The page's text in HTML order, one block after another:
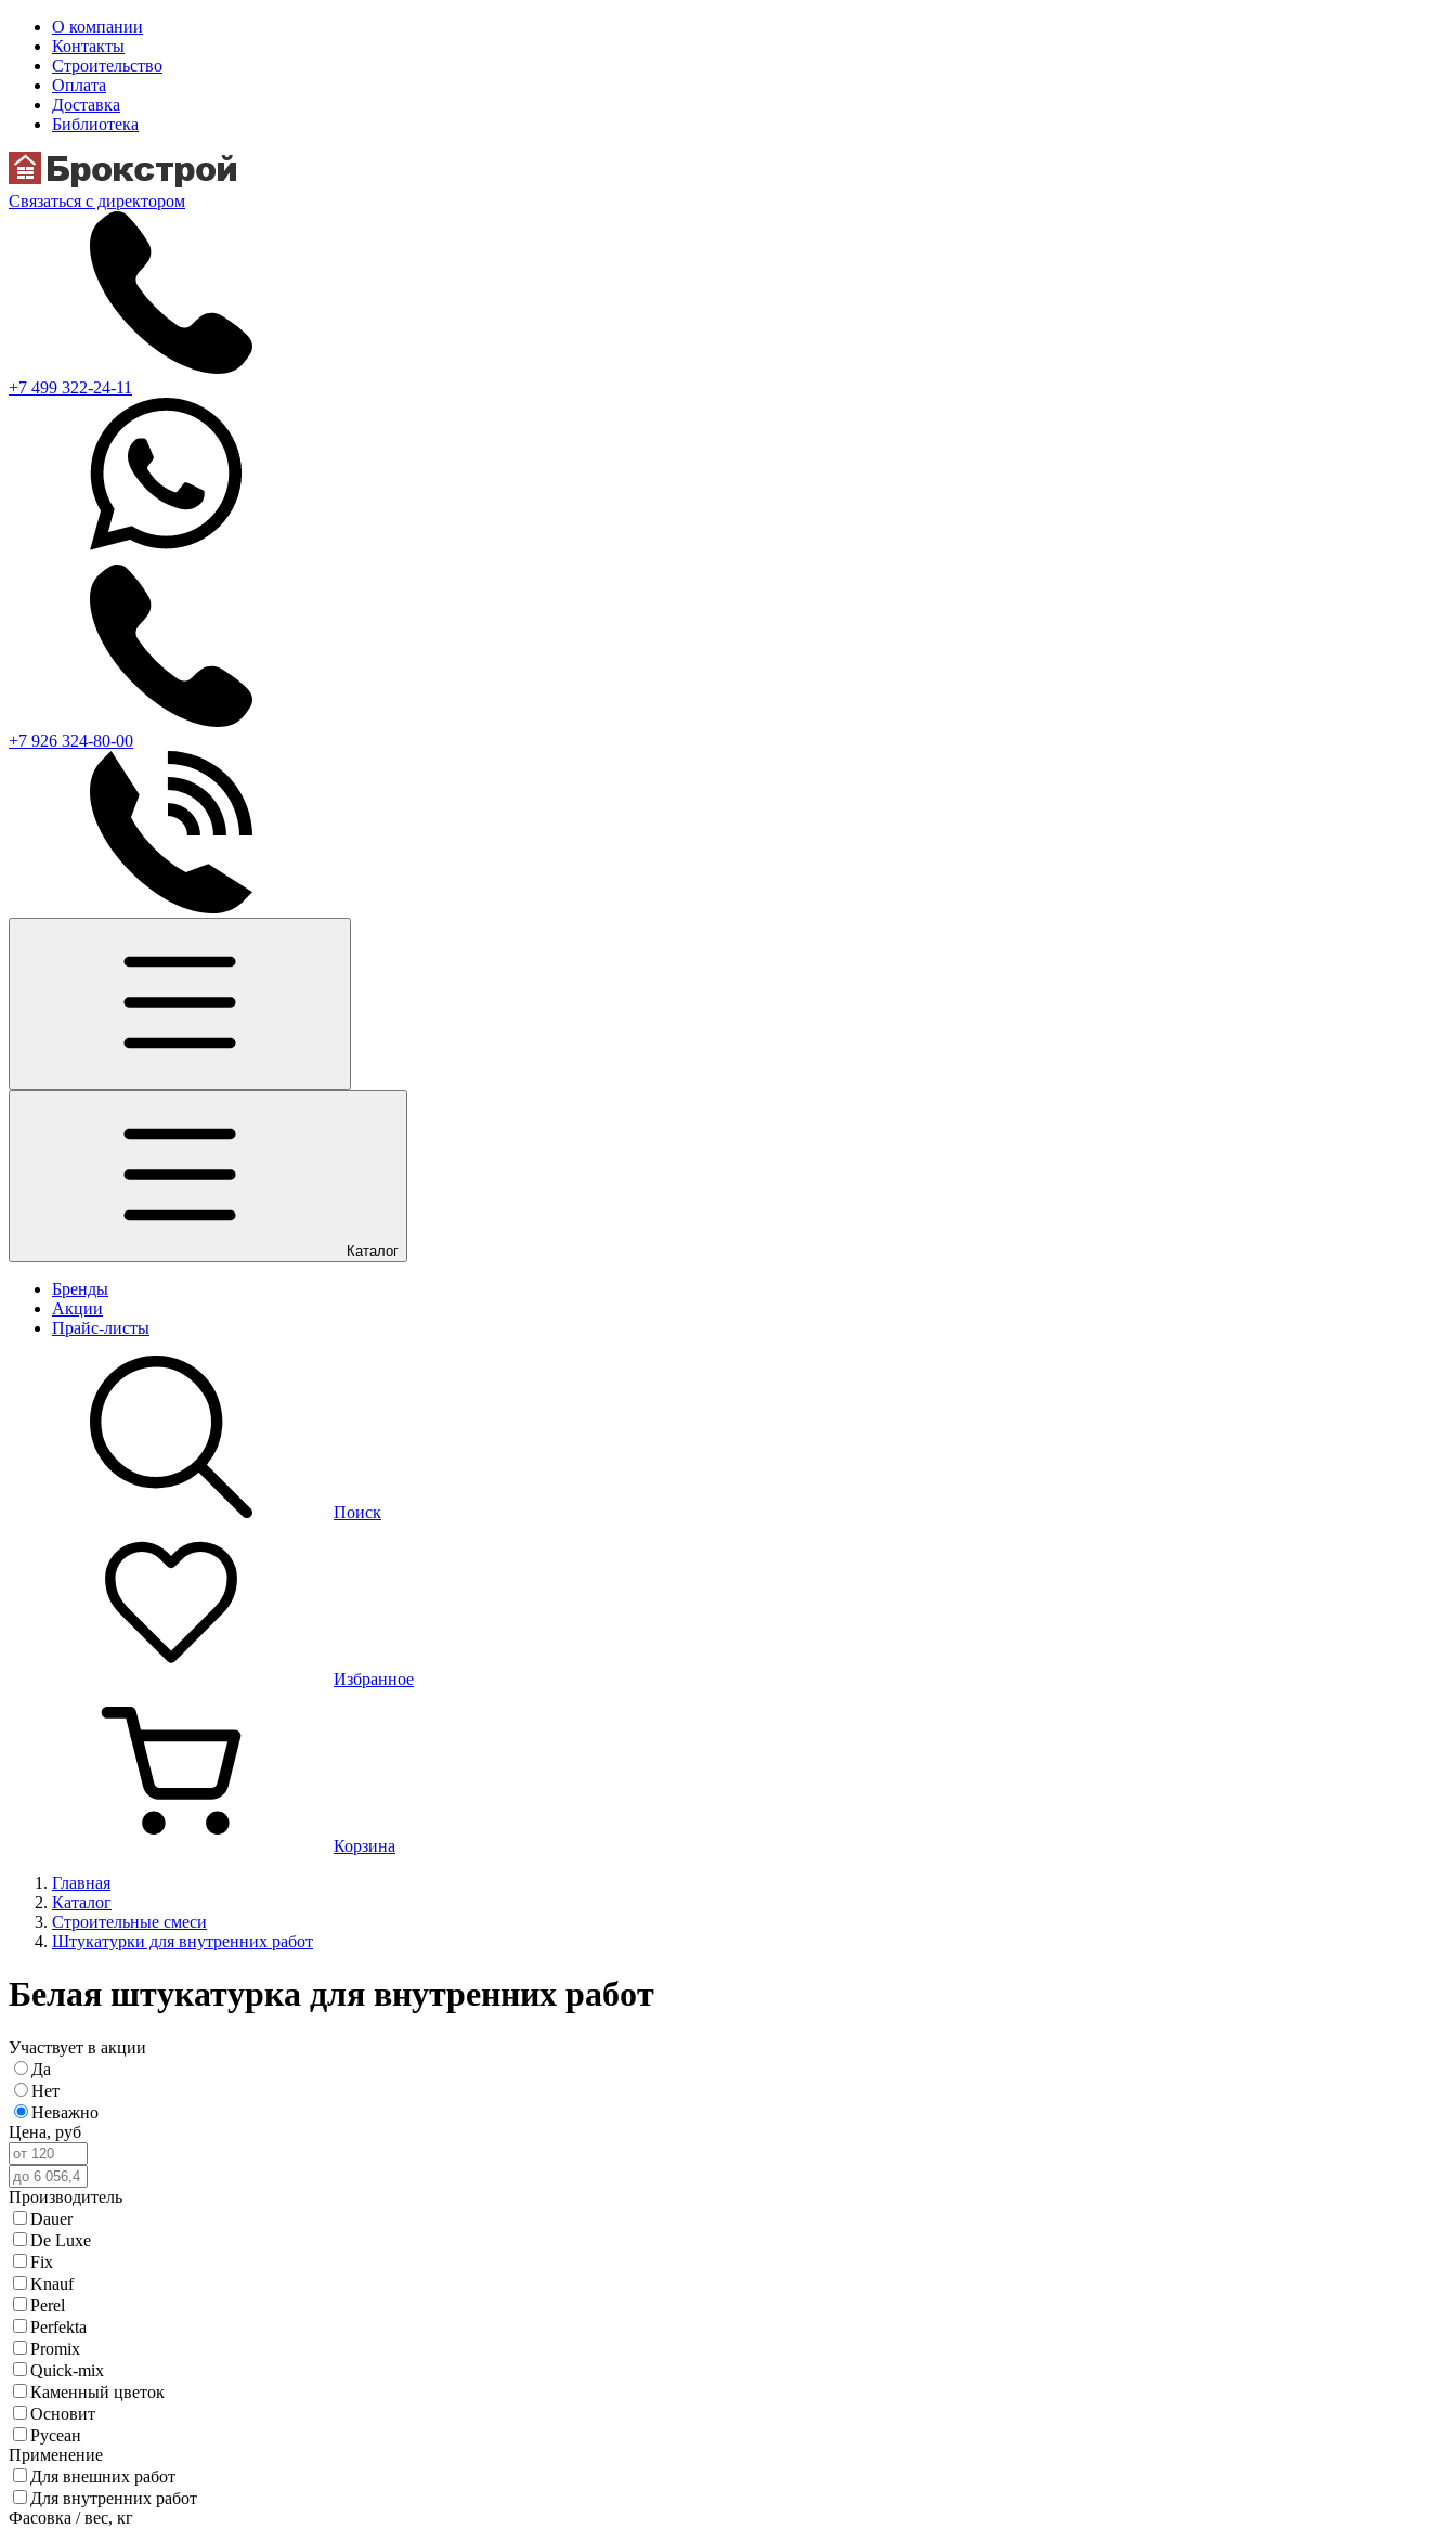
О компании
Контакты
Строительство
Оплата
Доставка
Библиотека
Связаться с директором
+7 499 322-24-11
+7 926 324-80-00
Каталог
Бренды
Акции
Прайс-листы
Поиск
Избранное
Корзина
Главная
Каталог
Строительные смеси
Штукатурки для внутренних работ
Белая штукатурка для внутренних работ
Участвует в акции
Да
Нет
Неважно
Цена, руб
Производитель
Dauer
De Luxe
Fix
Knauf
Perel
Perfekta
Promix
Quick-mix
Каменный цветок
Основит
Русеан
Применение
Для внешних работ
Для внутренних работ
Фасовка / вес, кг